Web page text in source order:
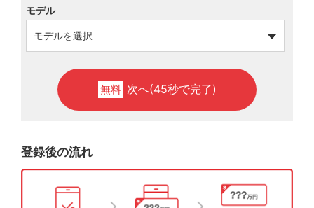
モデル
無料 次へ(45秒で完了)
登録後の流れ